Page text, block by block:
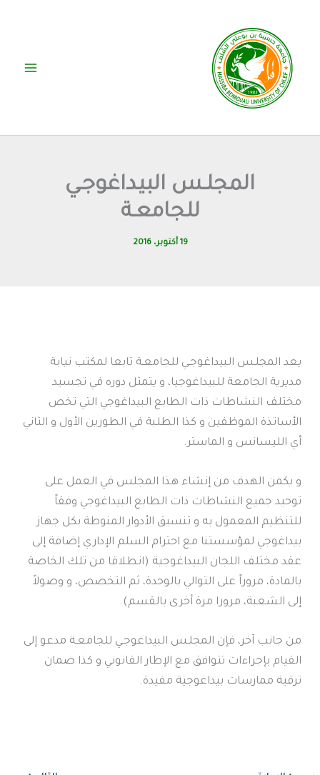
المحتوى
المجلـس البيداغوجـي
للجامعـة
19 أكتوبر، 2016
يعد المجلـس البيداغوجـي للجامعـة تابعا لمكتب نيابة
مديرية الجامعة للبيداغوجيا، و يتمثل دوره في تجسيد
مختلف النشاطات ذات الطابع البيداغوجي التي تخص
الأساتذة الموظفين و كذا الطلبة في الطورين الأول و الثاني
أي الليسانس و الماستر.
و يكمن الهدف من إنشاء هذا المجلس في العمل على
توحيد جميع النشاطات ذات الطابع البيداغوجي وفقاً
للتنظيم المعمول به و تنسيق الأدوار المنوطة بكل جهاز
بيداغوجي لمؤسستنا مع احترام السلم الإداري إضافة إلى
عقد مختلف اللجان البيداغوجية (انطلاقا من تلك الخاصة
بالمادة، مروراً على التوالي بالوحدة، ثم التخصص، و وصولاً
إلى الشعبة، مرورا مرة أخرى بالقسم).
من جانب آخر، فإن المجلـس البيداغوجـي للجامعـة مدعو إلى
القيام بإجراءات تتوافق مع الإطار القانوني و كذا ضمان
ترقية ممارسات بيداغوجية مفيدة.